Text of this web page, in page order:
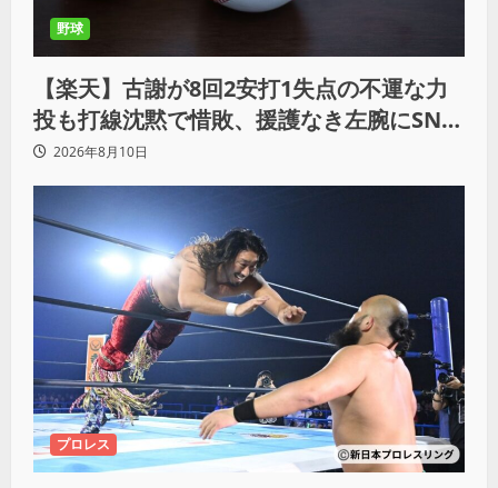
野球
【楽天】古謝が8回2安打1失点の不運な力
投も打線沈黙で惜敗、援護なき左腕にSNS
では同情の声
2026年8月10日
プロレス